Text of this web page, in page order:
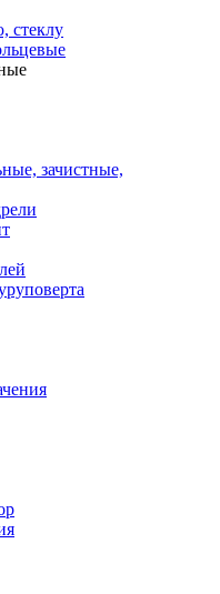
стеклу
зачистные,